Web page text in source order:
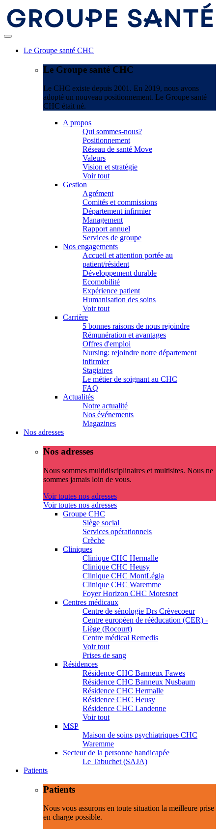
Le Groupe santé CHC
Le Groupe santé CHC
Le CHC existe depuis 2001. En 2019, nous avons
adopté un nouveau positionnement. Le Groupe santé
CHC était né.
A propos
Qui sommes-nous?
Positionnement
Réseau de santé Move
Valeurs
Vision et stratégie
Voir tout
Gestion
Agrément
Comités et commissions
Département infirmier
Management
Rapport annuel
Services de groupe
Nos engagements
Accueil et attention portée au
patient/résident
Développement durable
Ecomobilité
Expérience patient
Humanisation des soins
Voir tout
Carrière
5 bonnes raisons de nous rejoindre
Rémunération et avantages
Offres d'emploi
Nursing: rejoindre notre département
infirmier
Stagiaires
Le métier de soignant au CHC
FAQ
Actualités
Notre actualité
Nos événements
Magazines
Nos adresses
Nos adresses
Nous sommes multidisciplinaires et multisites. Nous ne
sommes jamais loin de vous.
Voir toutes nos adresses
Voir toutes nos adresses
Groupe CHC
Siège social
Services opérationnels
Crèche
Cliniques
Clinique CHC Hermalle
Clinique CHC Heusy
Clinique CHC MontLégia
Clinique CHC Waremme
Foyer Horizon CHC Moresnet
Centres médicaux
Centre de sénologie Drs Crèvecoeur
Centre européen de rééducation (CER) -
Liège (Rocourt)
Centre médical Remedis
Voir tout
Prises de sang
Résidences
Résidence CHC Banneux Fawes
Résidence CHC Banneux Nusbaum
Résidence CHC Hermalle
Résidence CHC Heusy
Résidence CHC Landenne
Voir tout
MSP
Maison de soins psychiatriques CHC
Waremme
Secteur de la personne handicapée
Le Tabuchet (SAJA)
Patients
Patients
Nous vous assurons en toute situation la meilleure prise
en charge possible.